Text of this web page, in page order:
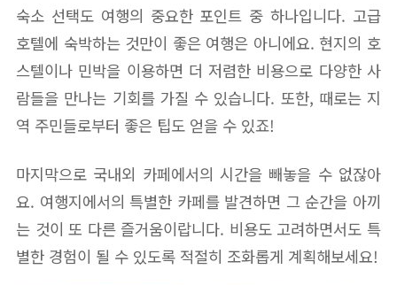
숙소 선택도 여행의 중요한 포인트 중 하나입니다. 고급
호텔에 숙박하는 것만이 좋은 여행은 아니에요. 현지의 호
스텔이나 민박을 이용하면 더 저렴한 비용으로 다양한 사
람들을 만나는 기회를 가질 수 있습니다. 또한, 때로는 지
역 주민들로부터 좋은 팁도 얻을 수 있죠!
마지막으로 국내외 카페에서의 시간을 빼놓을 수 없잖아
요. 여행지에서의 특별한 카페를 발견하면 그 순간을 아끼
는 것이 또 다른 즐거움이랍니다. 비용도 고려하면서도 특
별한 경험이 될 수 있도록 적절히 조화롭게 계획해보세요!